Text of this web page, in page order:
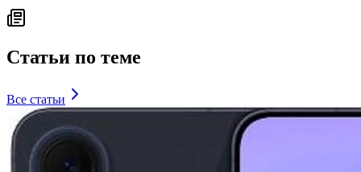
Статьи по теме
Все статьи